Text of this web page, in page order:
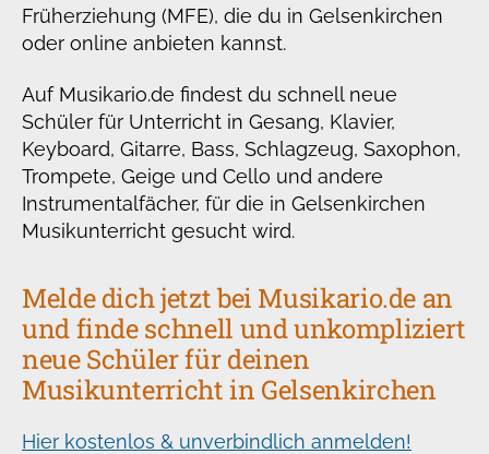
Früherziehung (MFE), die du in Gelsenkirchen
oder online anbieten kannst.
Auf Musikario.de findest du schnell neue
Schüler für Unterricht in Gesang, Klavier,
Keyboard, Gitarre, Bass, Schlagzeug, Saxophon,
Trompete, Geige und Cello und andere
Instrumentalfächer, für die in Gelsenkirchen
Musikunterricht gesucht wird.
Melde dich jetzt bei Musikario.de an
und finde schnell und unkompliziert
neue Schüler für deinen
Musikunterricht in Gelsenkirchen
Hier kostenlos & unverbindlich anmelden!